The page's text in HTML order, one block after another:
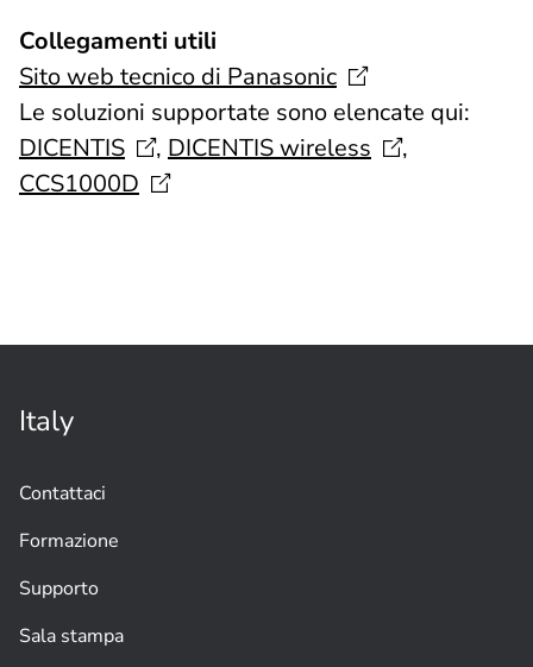
Collegamenti utili
Sito web tecnico di Panasonic
Le soluzioni supportate sono elencate qui:
DICENTIS
, DICENTISwireless
,
CCS1000D
Italy
Contattaci
Formazione
Supporto
Sala stampa